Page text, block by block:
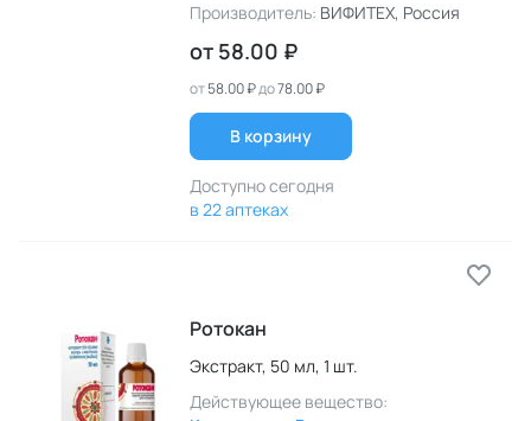
Производитель: ВИФИТЕХ, Россия
от 58.00 ₽
от58.00 ₽до78.00 ₽
В корзину
Доступно сегодня
в 22 аптеках
Ротокан
Экстракт, 50 мл, 1 шт.
Действующее вещество: